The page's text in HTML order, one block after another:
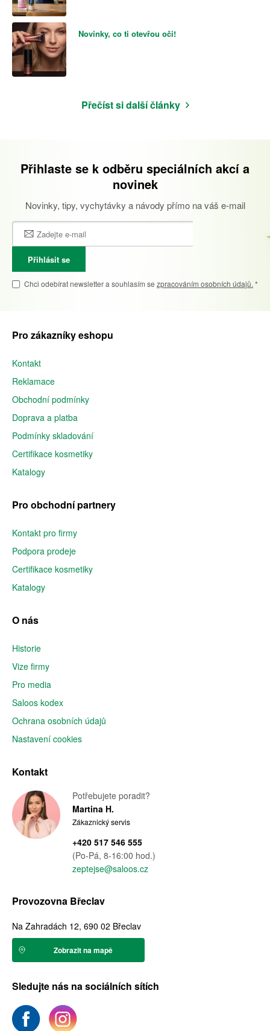
Novinky, co ti otevřou oči!
Přečíst si další články
Přihlaste se k odběru speciálních akcí a
novinek
Novinky, tipy, vychytávky a návody přímo na váš e-mail
Přihlásit se
Chci odebírat newsletter a souhlasím se zpracováním osobních údajů. *
Pro zákazníky eshopu
Kontakt
Reklamace
Obchodní podmínky
Doprava a platba
Podmínky skladování
Certifikace kosmetiky
Katalogy
Pro obchodní partnery
Kontakt pro firmy
Podpora prodeje
Certifikace kosmetiky
Katalogy
O nás
Historie
Vize firmy
Pro media
Saloos kodex
Ochrana osobních údajů
Nastavení cookies
Kontakt
Potřebujete poradit?
Martina H.
Zákaznický servis
+420 517 546 555
(Po-Pá, 8-16:00 hod.)
zeptejse@saloos.cz
Provozovna Břeclav
Na Zahradách 12, 690 02 Břeclav
Zobrazit na mapě
Sledujte nás na sociálních sítích